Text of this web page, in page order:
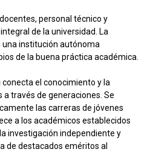
personal técnico y
de la universidad. La
una institución autónoma
de la buena práctica académica.
conecta el conocimiento y la
través de generaciones. Se
las carreras de jóvenes
a los académicos establecidos
investigación independiente y
de destacados eméritos al